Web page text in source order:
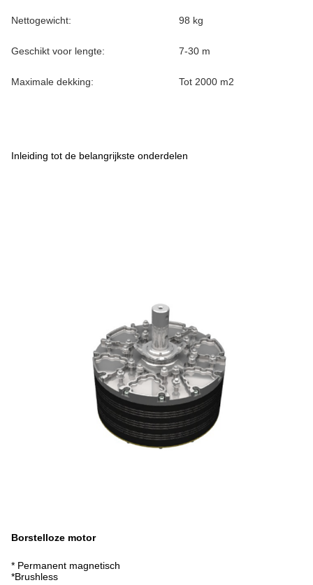
Nettogewicht: 98 kg
Geschikt voor lengte: 7-30 m
Maximale dekking: Tot 2000 m2
Inleiding tot de belangrijkste onderdelen
Borstelloze motor
* Permanent magnetisch
*Brushless